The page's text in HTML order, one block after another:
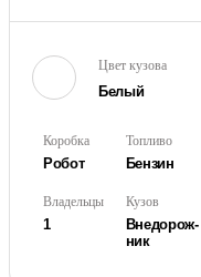
Цвет кузова
Белый
Коробка
Робот
Топливо
Бензин
Владельцы
1
Кузов
Внедорож­
ник